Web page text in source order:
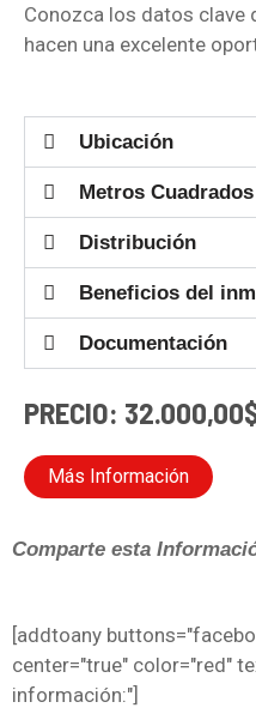
Conozca los datos clave
hacen una excelente
Ubicación
Metros Cuadrados
Distribución
Beneficios del
Documentación
PRECIO:
Más Información
Comparte esta
[addtoany
center="true" color="red"
información:"]